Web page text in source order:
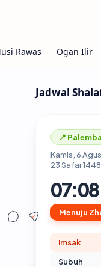
Jadwal
📍
Kamis, 6
23 Safar 1448
Menuju
Imsak
Subuh